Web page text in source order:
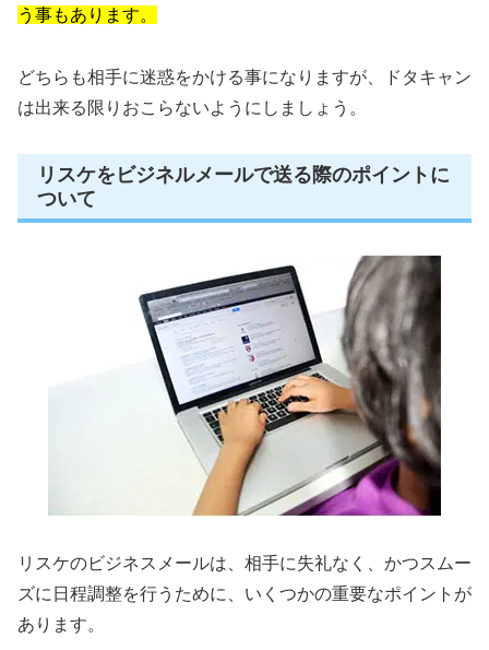
う事もあります。
どちらも相手に迷惑をかける事になりますが、ドタキャン
は出来る限りおこらないようにしましょう。
リスケをビジネルメールで送る際のポイントに
ついて
リスケのビジネスメールは、相手に失礼なく、かつスムー
ズに日程調整を行うために、いくつかの重要なポイントが
あります。